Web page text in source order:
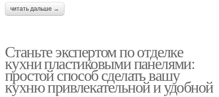
читать дальше →
Станьте экспертом по отделке
кухни пластиковыми панелями:
простой способ сделать вашу
кухню привлекательной и удобной